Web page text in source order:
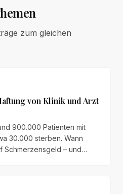
zum gleichen
von Klinik und Arzt
900.000 Patienten mit
30.000 sterben. Wann
Schmerzensgeld – und